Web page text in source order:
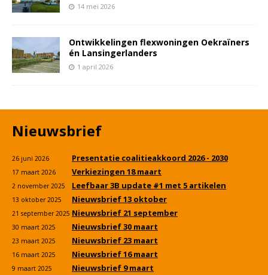
14 mei 2026
Ontwikkelingen flexwoningen Oekraïners
én Lansingerlanders
1 april 2026
Nieuwsbrief
26 juni 2026 Presentatie coalitieakkoord 2026 - 2030
17 maart 2026 Verkiezingen 18 maart
2 november 2025 Leefbaar 3B update #1 met 5 artikelen
13 oktober 2025 Nieuwsbrief 13 oktober
21 september 2025 Nieuwsbrief 21 september
30 maart 2025 Nieuwsbrief 30 maart
23 maart 2025 Nieuwsbrief 23 maart
16 maart 2025 Nieuwsbrief 16 maart
9 maart 2025 Nieuwsbrief 9 maart